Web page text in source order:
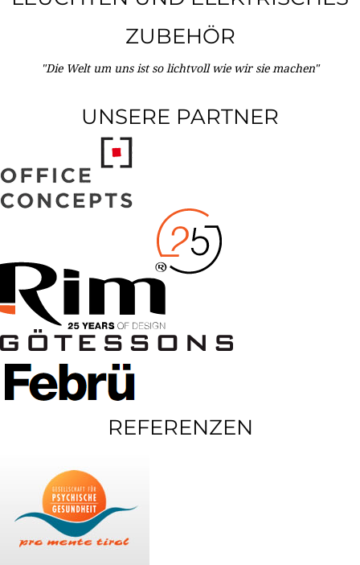
ZUBEHÖR
"Die Welt um uns ist so lichtvoll wie wir sie machen"
UNSERE PARTNER
REFERENZEN